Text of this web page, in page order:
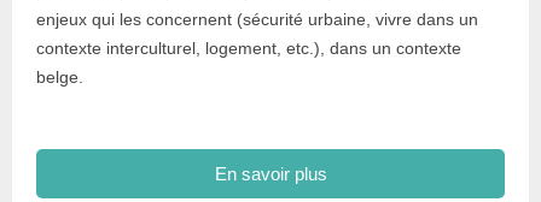
enjeux qui les concernent (sécurité urbaine, vivre dans un
contexte interculturel, logement, etc.), dans un contexte
belge.
En savoir plus